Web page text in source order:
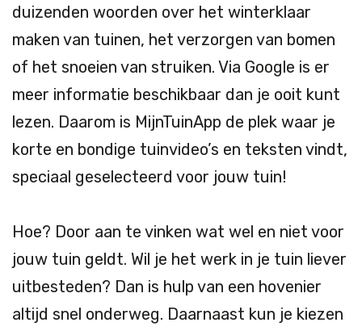
duizenden woorden over het winterklaar
maken van tuinen, het verzorgen van bomen
of het snoeien van struiken. Via Google is er
meer informatie beschikbaar dan je ooit kunt
lezen. Daarom is MijnTuinApp de plek waar je
korte en bondige tuinvideo’s en teksten vindt,
speciaal geselecteerd voor jouw tuin!
Hoe? Door aan te vinken wat wel en niet voor
jouw tuin geldt. Wil je het werk in je tuin liever
uitbesteden? Dan is hulp van een hovenier
altijd snel onderweg. Daarnaast kun je kiezen